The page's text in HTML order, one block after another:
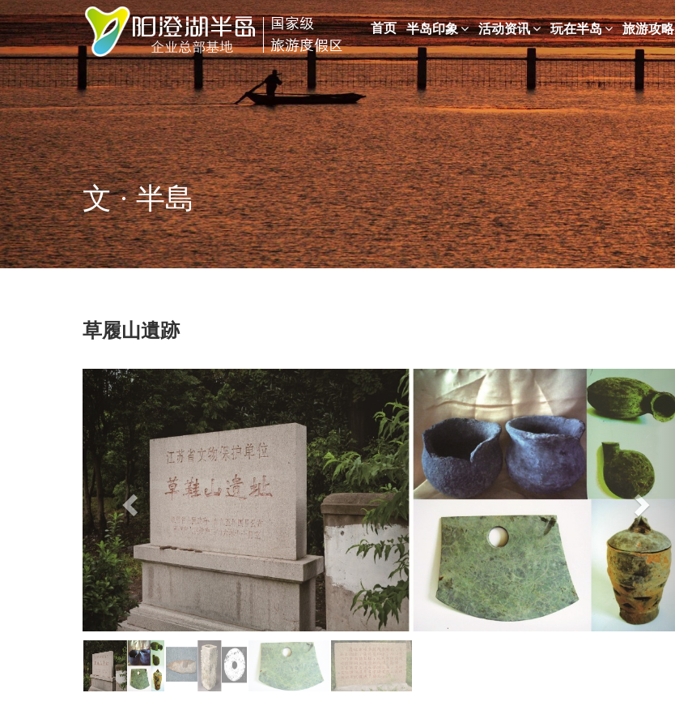
首页 半岛印象 活动资讯 玩在半岛 旅游攻略
文 · 半島
草履山遺跡